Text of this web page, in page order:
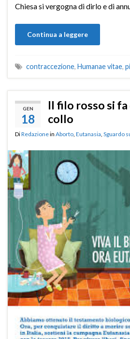
Chiesa si vergogna di dirlo e di
Continua a leggere
contraccezione, Humanae vitae,
GEN
18
Il filo rosso si fa
collo
DiRedazionein Aborto, Eutanasia, Sguardo